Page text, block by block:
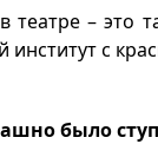
– это
институт с
было